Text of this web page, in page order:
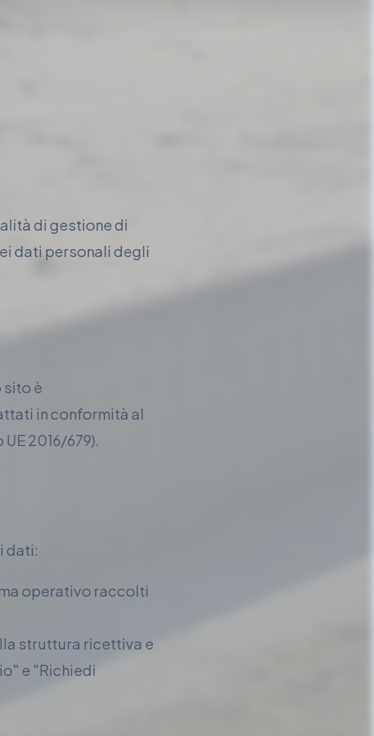
di gestione di
dati personali degli
è
in conformità al
2016/679).
dati:
operativo raccolti
struttura ricettiva e
e "Richiedi